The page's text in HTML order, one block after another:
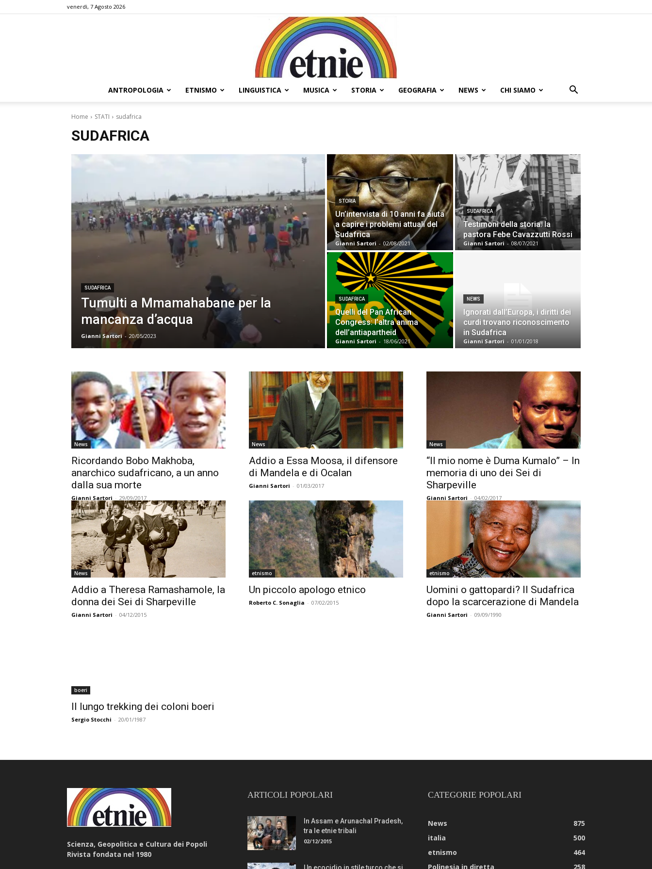
venerdì, 7 Agosto 2026
ANTROPOLOGIA ETNISMO LINGUISTICA MUSICA STORIA GEOGRAFIA NEWS CHI SIAMO
Home STATI sudafrica
SUDAFRICA
SUDAFRICA
Tumulti a Mmamahabane per la
mancanza d’acqua
Gianni Sartori - 20/05/2023
STORIA
Un’intervista di 10 anni fa aiuta
a capire i problemi attuali del
Sudafrica
Gianni Sartori - 02/08/2021
SUDAFRICA
Testimoni della storia: la
pastora Febe Cavazzutti Rossi
Gianni Sartori - 08/07/2021
SUDAFRICA
Quelli del Pan African
Congress: l’altra anima
dell’antiapartheid
Gianni Sartori - 18/06/2021
NEWS
Ignorati dall’Europa, i diritti dei
curdi trovano riconoscimento
in Sudafrica
Gianni Sartori - 01/01/2018
News
Ricordando Bobo Makhoba,
anarchico sudafricano, a un anno
dalla sua morte
Gianni Sartori - 29/09/2017
News
Addio a Essa Moosa, il difensore
di Mandela e di Ocalan
Gianni Sartori - 01/03/2017
News
“Il mio nome è Duma Kumalo” – In
memoria di uno dei Sei di
Sharpeville
Gianni Sartori - 04/02/2017
News
Addio a Theresa Ramashamole, la
donna dei Sei di Sharpeville
Gianni Sartori - 04/12/2015
etnismo
Un piccolo apologo etnico
Roberto C. Sonaglia - 07/02/2015
etnismo
Uomini o gattopardi? Il Sudafrica
dopo la scarcerazione di Mandela
Gianni Sartori - 09/09/1990
boeri
Il lungo trekking dei coloni boeri
Sergio Stocchi - 20/01/1987
Scienza, Geopolitica e Cultura dei Popoli
Rivista fondata nel 1980
ARTICOLI POPOLARI
In Assam e Arunachal Pradesh,
tra le etnie tribali
02/12/2015
CATEGORIE POPOLARI
News
875
italia
500
etnismo
464
Polinesia in diretta
258